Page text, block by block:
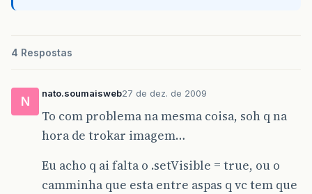
4 Respostas
N
nato.soumaisweb27 de dez. de 2009
To com problema na mesma coisa, soh q na
hora de trokar imagem…
Eu acho q ai falta o .setVisible = true, ou o
camminha que esta entre aspas q vc tem que